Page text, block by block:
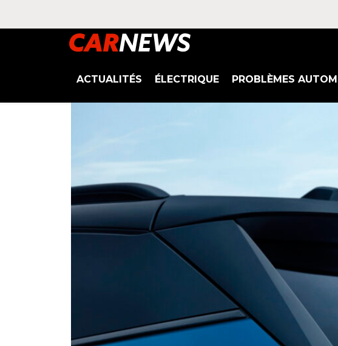
ACTUALITÉS ÉLECTRIQUE PROBLÈMES